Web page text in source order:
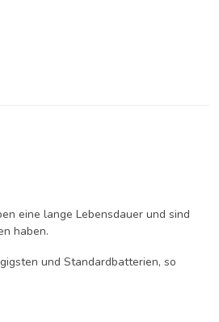
eine lange Lebensdauer und sind
haben.
und Standardbatterien, so